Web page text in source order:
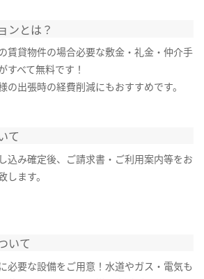
ンとは？
賃貸物件の場合必要な敷金・礼金・仲介手
すべて無料です！
の出張時の経費削減にもおすすめです。
て
込み確定後、ご請求書・ご利用案内等をお
します。
いて
必要な設備をご用意！水道やガス・電気も